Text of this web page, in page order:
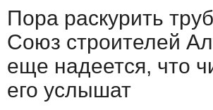
Пора раскурить
Союз строителей
еще надеется, что
его услышат